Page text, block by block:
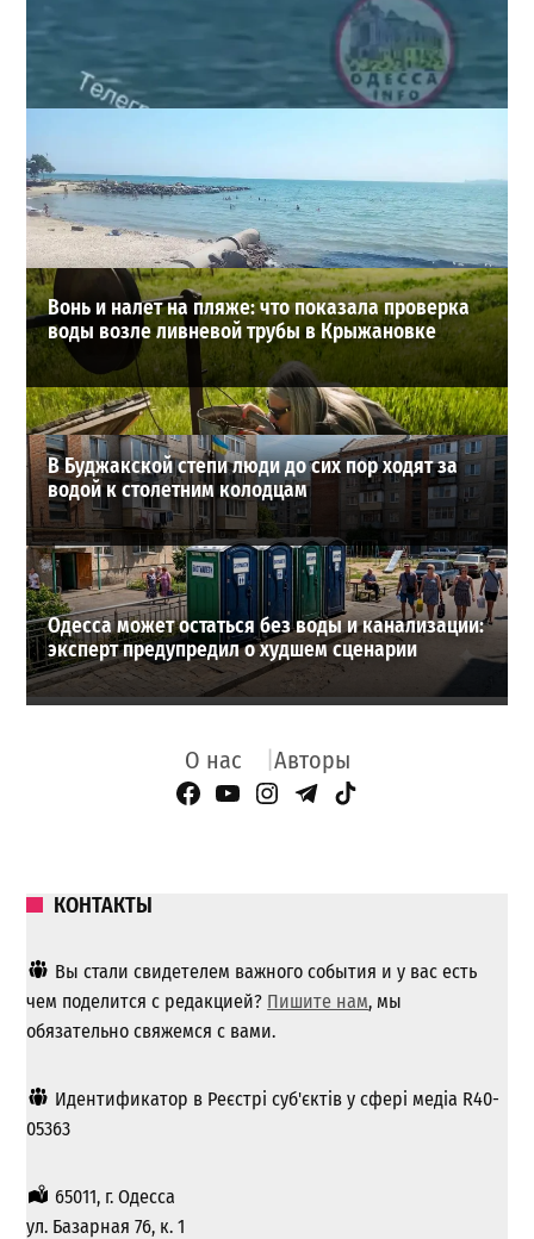
мужчину: идет спасательная операция
28-07-2026 в 17:51
ВИБОР РЕДАКЦИИ
Вонь и налет на пляже: что показала проверка
воды возле ливневой трубы в Крыжановке
В Буджакской степи люди до сих пор ходят за
водой к столетним колодцам
Одесса может остаться без воды и канализации:
эксперт предупредил о худшем сценарии
О нас Авторы
Facebook Page
YouTube
Instagram
Telegram
TikTok
КОНТАКТЫ
Вы стали свидетелем важного события и у вас есть
чем поделится с редакцией? Пишите нам, мы
обязательно свяжемся с вами.
Идентификатор в Реєстрі суб'єктів у сфері медіа R40-
05363
65011, г. Одесса
ул. Базарная 76, к. 1